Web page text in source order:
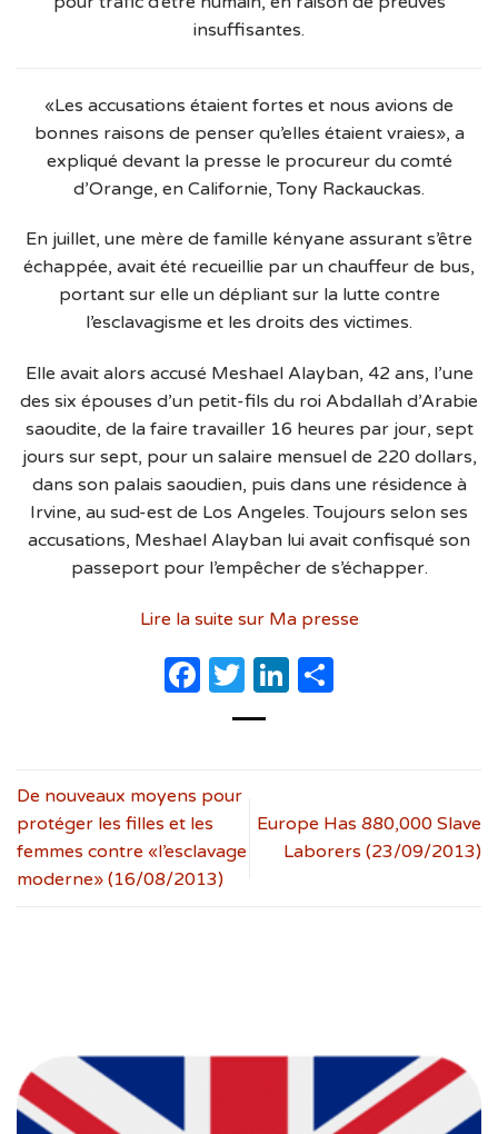
insuffisantes.
«Les accusations étaient fortes et nous avions de
bonnes raisons de penser qu’elles étaient vraies», a
expliqué devant la presse le procureur du comté
d’Orange, en Californie, Tony Rackauckas.
En juillet, une mère de famille kényane assurant s’être
échappée, avait été recueillie par un chauffeur de bus,
portant sur elle un dépliant sur la lutte contre
l’esclavagisme et les droits des victimes.
Elle avait alors accusé Meshael Alayban, 42 ans, l’une
des six épouses d’un petit-fils du roi Abdallah d’Arabie
saoudite, de la faire travailler 16 heures par jour, sept
jours sur sept, pour un salaire mensuel de 220 dollars,
dans son palais saoudien, puis dans une résidence à
Irvine, au sud-est de Los Angeles. Toujours selon ses
accusations, Meshael Alayban lui avait confisqué son
passeport pour l’empêcher de s’échapper.
Lire la suite sur Ma presse
Facebook
TwitterLinkedIn
De nouveaux moyens pour
protéger les filles et les
femmes contre «l’esclavage
moderne» (16/08/2013)
Europe Has 880,000 Slave
Laborers (23/09/2013)